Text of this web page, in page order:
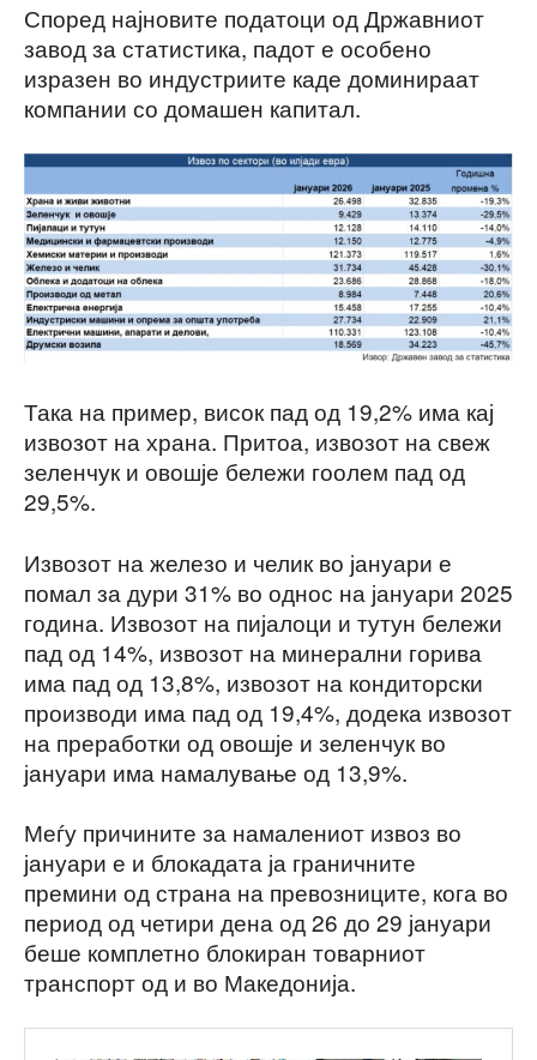
Според најновите податоци од Државниот
завод за статистика, падот е особено
изразен во индустриите каде доминираат
компании со домашен капитал.
Така на пример, висок пад од 19,2% има кај
извозот на храна. Притоа, извозот на свеж
зеленчук и овошје бележи гоолем пад од
29,5%.
Извозот на железо и челик во јануари е
помал за дури 31% во однос на јануари 2025
година. Извозот на пијалоци и тутун бележи
пад од 14%, извозот на минерални горива
има пад од 13,8%, извозот на кондиторски
производи има пад од 19,4%, додека извозот
на преработки од овошје и зеленчук во
јануари има намалување од 13,9%.
Меѓу причините за намалениот извоз во
јануари е и блокадата ја граничните
премини од страна на превозниците, кога во
период од четири дена од 26 до 29 јануари
беше комплетно блокиран товарниот
транспорт од и во Македонија.